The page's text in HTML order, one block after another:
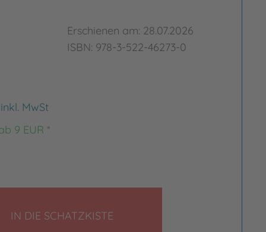
Erschienen am: 28.07.2026
ISBN: 978-3-522-46273-0
inkl. MwSt
9 EUR *
IN DIE SCHATZKISTE